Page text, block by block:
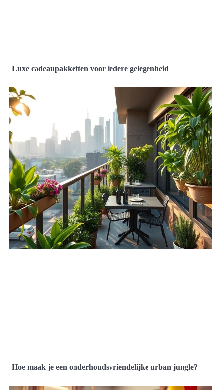
Luxe cadeaupakketten voor iedere gelegenheid
Hoe maak je een onderhoudsvriendelijke urban jungle?